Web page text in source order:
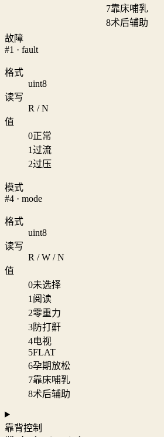
7靠床哺乳
8术后辅助
故障
#1 · fault
格式
uint8
读写
R / N
值
0正常
1过流
2过压
模式
#4 · mode
格式
uint8
读写
R / W / N
值
0未选择
1 阅读
2零重力
3防打鼾
4电视
5FLAT
6孕期放松
7靠床哺乳
8术后辅助
靠背控制